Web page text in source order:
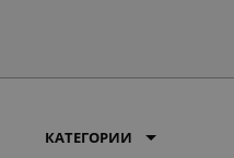
КАТЕГОРИИ